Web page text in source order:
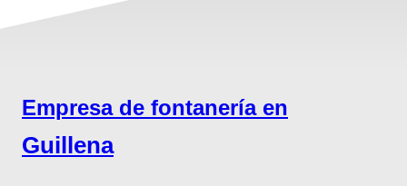
Empresa de fontanería en
Guillena